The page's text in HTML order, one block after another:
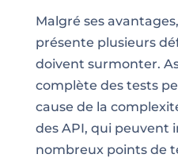
Malgré ses
présente plusieurs
doivent surmonter.
complète des tests
cause de la
des API, qui peuvent
nombreux points de